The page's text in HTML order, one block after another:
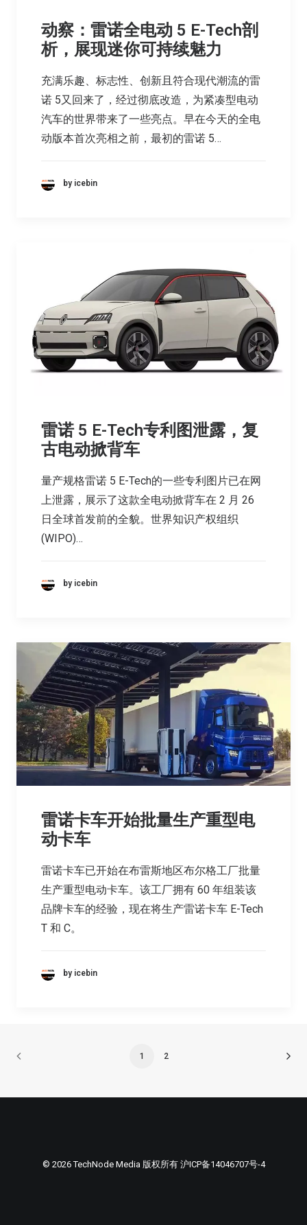
动察：雷诺全电动 5 E-Tech剖
析，展现迷你可持续魅力
充满乐趣、标志性、创新且符合现代潮流的雷
诺 5又回来了，经过彻底改造，为紧凑型电动
汽车的世界带来了一些亮点。早在今天的全电
动版本首次亮相之前，最初的雷诺 5…
by icebin
雷诺 5 E-Tech专利图泄露，复
古电动掀背车
量产规格雷诺 5 E-Tech的一些专利图片已在网
上泄露，展示了这款全电动掀背车在 2 月 26
日全球首发前的全貌。世界知识产权组织
(WIPO)…
by icebin
雷诺卡车开始批量生产重型电
动卡车
雷诺卡车已开始在布雷斯地区布尔格工厂批量
生产重型电动卡车。该工厂拥有 60 年组装该
品牌卡车的经验，现在将生产雷诺卡车 E-Tech
T 和 C。
by icebin
1 2
© 2026 TechNode Media 版权所有 沪ICP备14046707号-4